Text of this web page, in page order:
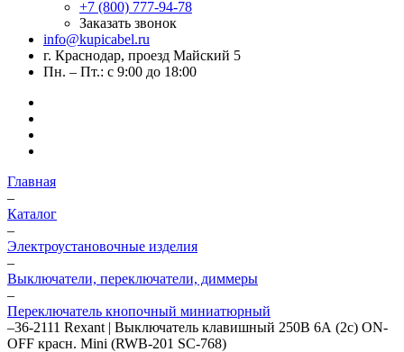
+7 (800) 777-94-78
Заказать звонок
info@kupicabel.ru
г. Краснодар, проезд Майский 5
Пн. – Пт.: с 9:00 до 18:00
Главная
–
Каталог
–
Электроустановочные изделия
–
Выключатели, переключатели, диммеры
–
Переключатель кнопочный миниатюрный
–36-2111 Rexant | Выключатель клавишный 250В 6А (2с) ON-
OFF красн. Mini (RWB-201 SC-768)